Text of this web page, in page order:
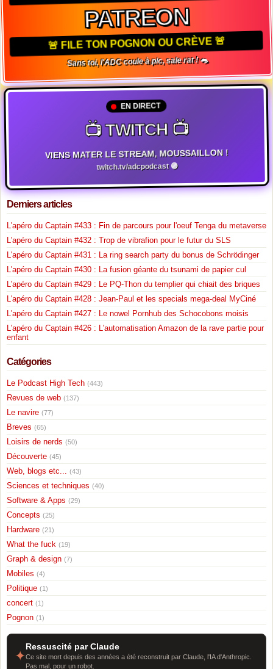
PATREON
🚨 FILE TON POGNON OU CRÈVE 🚨
Sans toi, l'ADC coule à pic, sale rat ! 🐀
EN DIRECT
📺 TWITCH 📺
VIENS MATER LE STREAM, MOUSSAILLON !
twitch.tv/adcpodcast 🟣
Derniers articles
L'apéro du Captain #433 : Fin de parcours pour l'oeuf Tenga du metaverse
L'apéro du Captain #432 : Trop de vibrafion pour le futur du SLS
L'apéro du Captain #431 : La ring search party du bonus de Schrödinger
L'apéro du Captain #430 : La fusion géante du tsunami de papier cul
L'apéro du Captain #429 : Le PQ-Thon du templier qui chiait des briques
L'apéro du Captain #428 : Jean-Paul et les specials mega-deal MyCiné
L'apéro du Captain #427 : Le nowel Pornhub des Schocobons moisis
L'apéro du Captain #426 : L'automatisation Amazon de la rave partie pour
enfant
Catégories
Le Podcast High Tech (443)
Revues de web (137)
Le navire (77)
Breves (65)
Loisirs de nerds (50)
Découverte (45)
Web, blogs etc... (43)
Sciences et techniques (40)
Software & Apps (29)
Concepts (25)
Hardware (21)
What the fuck (19)
Graph & design (7)
Mobiles (4)
Politique (1)
concert (1)
Pognon (1)
✦
Ressuscité par Claude
Ce site mort depuis des années a été reconstruit par Claude, l'IA d'Anthropic.
Pas mal, pour un robot.